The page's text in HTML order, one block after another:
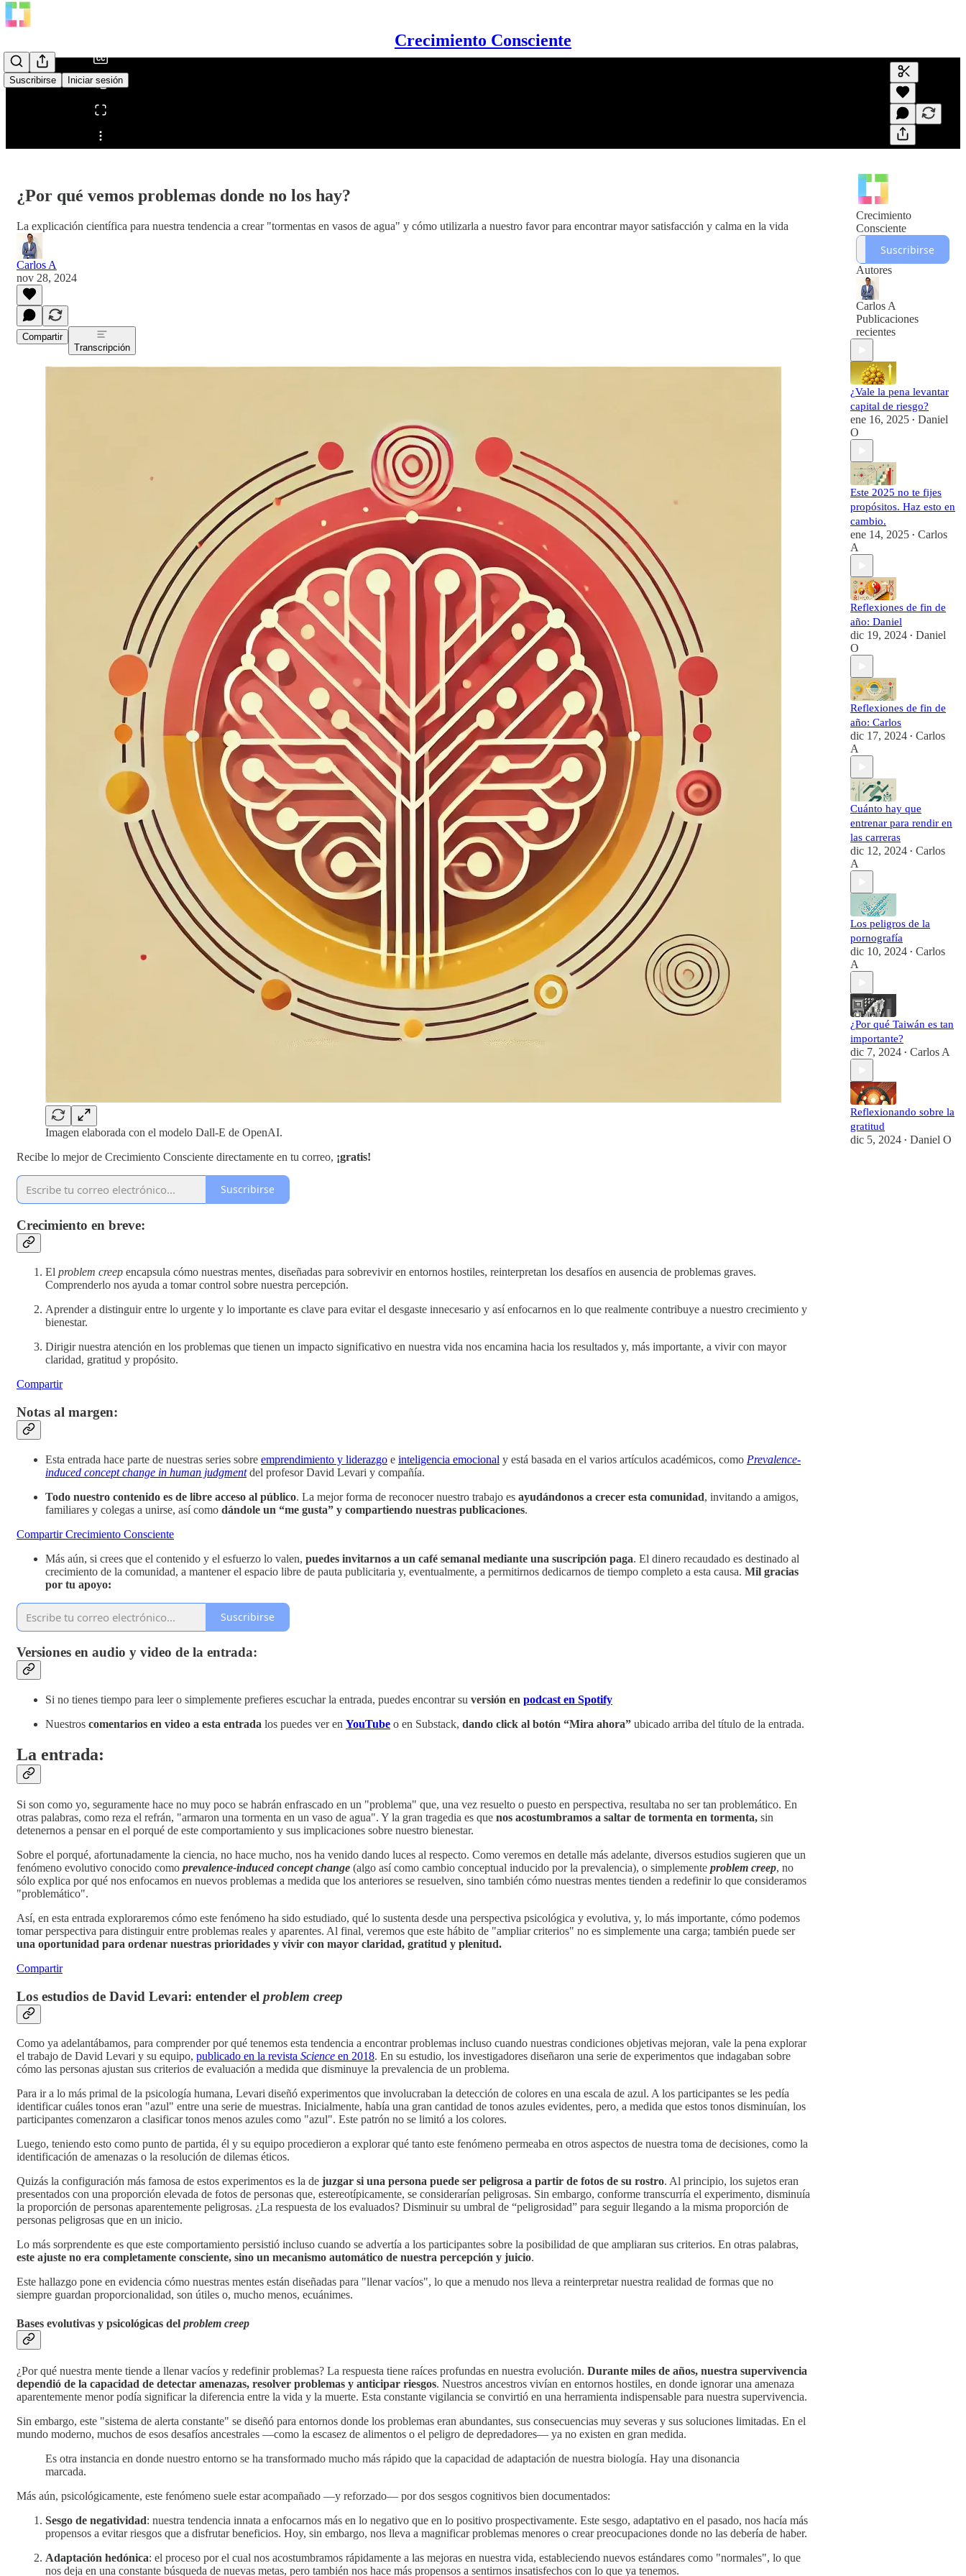
Crecimiento Consciente
Suscribirse Iniciar sesión
Compartir desde0:00
Generar
Una
previas y
¿Por qué vemos problemas donde no los hay?
La explicación científica para nuestra tendencia a crear "tormentas en vasos de agua" y cómo utilizarla a nuestro favor para encontrar mayor satisfacción y calma en la vida
Carlos A
nov 28, 2024
Compartir
Transcripción
Imagen elaborada con el modelo Dall-E de OpenAI.
Recibe lo mejor de Crecimiento Consciente directamente en tu correo, ¡gratis!
Suscribirse
Crecimiento en breve:
El problem creep encapsula cómo nuestras mentes, diseñadas para sobrevivir en entornos hostiles, reinterpretan los desafíos en ausencia de problemas graves.
Comprenderlo nos ayuda a tomar control sobre nuestra percepción.
Aprender a distinguir entre lo urgente y lo importante es clave para evitar el desgaste innecesario y así enfocarnos en lo que realmente contribuye a nuestro crecimiento y
bienestar.
Dirigir nuestra atención en los problemas que tienen un impacto significativo en nuestra vida nos encamina hacia los resultados y, más importante, a vivir con mayor
claridad, gratitud y propósito.
Compartir
Notas al margen:
Esta entrada hace parte de nuestras series sobre emprendimiento y liderazgo e inteligencia emocional y está basada en el varios artículos académicos, como Prevalence-
induced concept change in human judgment del profesor David Levari y compañía.
Todo nuestro contenido es de libre acceso al público. La mejor forma de reconocer nuestro trabajo es ayudándonos a crecer esta comunidad, invitando a amigos,
familiares y colegas a unirse, así como dándole un “me gusta” y compartiendo nuestras publicaciones.
Compartir Crecimiento Consciente
Más aún, si crees que el contenido y el esfuerzo lo valen, puedes invitarnos a un café semanal mediante una suscripción paga. El dinero recaudado es destinado al
crecimiento de la comunidad, a mantener el espacio libre de pauta publicitaria y, eventualmente, a permitirnos dedicarnos de tiempo completo a esta causa. Mil gracias
por tu apoyo:
Suscribirse
Versiones en audio y video de la entrada:
Si no tienes tiempo para leer o simplemente prefieres escuchar la entrada, puedes encontrar su versión en podcast en Spotify
Nuestros comentarios en video a esta entrada los puedes ver en YouTube o en Substack, dando click al botón “Mira ahora” ubicado arriba del título de la entrada.
La entrada:
Si son como yo, seguramente hace no muy poco se habrán enfrascado en un "problema" que, una vez resuelto o puesto en perspectiva, resultaba no ser tan problemático. En
otras palabras, como reza el refrán, "armaron una tormenta en un vaso de agua". Y la gran tragedia es que nos acostumbramos a saltar de tormenta en tormenta, sin
detenernos a pensar en el porqué de este comportamiento y sus implicaciones sobre nuestro bienestar.
Sobre el porqué, afortunadamente la ciencia, no hace mucho, nos ha venido dando luces al respecto. Como veremos en detalle más adelante, diversos estudios sugieren que un
fenómeno evolutivo conocido como prevalence-induced concept change (algo así como cambio conceptual inducido por la prevalencia), o simplemente problem creep, no
sólo explica por qué nos enfocamos en nuevos problemas a medida que los anteriores se resuelven, sino también cómo nuestras mentes tienden a redefinir lo que consideramos
"problemático".
Así, en esta entrada exploraremos cómo este fenómeno ha sido estudiado, qué lo sustenta desde una perspectiva psicológica y evolutiva, y, lo más importante, cómo podemos
tomar perspectiva para distinguir entre problemas reales y aparentes. Al final, veremos que este hábito de "ampliar criterios" no es simplemente una carga; también puede ser
una oportunidad para ordenar nuestras prioridades y vivir con mayor claridad, gratitud y plenitud.
Compartir
Los estudios de David Levari: entender el problem creep
Como ya adelantábamos, para comprender por qué tenemos esta tendencia a encontrar problemas incluso cuando nuestras condiciones objetivas mejoran, vale la pena explorar
el trabajo de David Levari y su equipo, publicado en la revista Science en 2018. En su estudio, los investigadores diseñaron una serie de experimentos que indagaban sobre
cómo las personas ajustan sus criterios de evaluación a medida que disminuye la prevalencia de un problema.
Para ir a lo más primal de la psicología humana, Levari diseñó experimentos que involucraban la detección de colores en una escala de azul. A los participantes se les pedía
identificar cuáles tonos eran "azul" entre una serie de muestras. Inicialmente, había una gran cantidad de tonos azules evidentes, pero, a medida que estos tonos disminuían, los
participantes comenzaron a clasificar tonos menos azules como "azul". Este patrón no se limitó a los colores.
Luego, teniendo esto como punto de partida, él y su equipo procedieron a explorar qué tanto este fenómeno permeaba en otros aspectos de nuestra toma de decisiones, como la
identificación de amenazas o la resolución de dilemas éticos.
Quizás la configuración más famosa de estos experimentos es la de juzgar si una persona puede ser peligrosa a partir de fotos de su rostro. Al principio, los sujetos eran
presentados con una proporción elevada de fotos de personas que, estereotípicamente, se considerarían peligrosas. Sin embargo, conforme transcurría el experimento, disminuía
la proporción de personas aparentemente peligrosas. ¿La respuesta de los evaluados? Disminuir su umbral de “peligrosidad” para seguir llegando a la misma proporción de
personas peligrosas que en un inicio.
Lo más sorprendente es que este comportamiento persistió incluso cuando se advertía a los participantes sobre la posibilidad de que ampliaran sus criterios. En otras palabras,
este ajuste no era completamente consciente, sino un mecanismo automático de nuestra percepción y juicio.
Este hallazgo pone en evidencia cómo nuestras mentes están diseñadas para "llenar vacíos", lo que a menudo nos lleva a reinterpretar nuestra realidad de formas que no
siempre guardan proporcionalidad, son útiles o, mucho menos, ecuánimes.
Bases evolutivas y psicológicas del problem creep
¿Por qué nuestra mente tiende a llenar vacíos y redefinir problemas? La respuesta tiene raíces profundas en nuestra evolución. Durante miles de años, nuestra supervivencia
dependió de la capacidad de detectar amenazas, resolver problemas y anticipar riesgos. Nuestros ancestros vivían en entornos hostiles, en donde ignorar una amenaza
aparentemente menor podía significar la diferencia entre la vida y la muerte. Esta constante vigilancia se convirtió en una herramienta indispensable para nuestra supervivencia.
Sin embargo, este "sistema de alerta constante" se diseñó para entornos donde los problemas eran abundantes, sus consecuencias muy severas y sus soluciones limitadas. En el
mundo moderno, muchos de esos desafíos ancestrales —como la escasez de alimentos o el peligro de depredadores— ya no existen en gran medida.
Es otra instancia en donde nuestro entorno se ha transformado mucho más rápido que la capacidad de adaptación de nuestra biología. Hay una disonancia
marcada.
Más aún, psicológicamente, este fenómeno suele estar acompañado —y reforzado— por dos sesgos cognitivos bien documentados:
Sesgo de negatividad: nuestra tendencia innata a enfocarnos más en lo negativo que en lo positivo prospectivamente. Este sesgo, adaptativo en el pasado, nos hacía más
propensos a evitar riesgos que a disfrutar beneficios. Hoy, sin embargo, nos lleva a magnificar problemas menores o crear preocupaciones donde no las debería de haber.
Adaptación hedónica: el proceso por el cual nos acostumbramos rápidamente a las mejoras en nuestra vida, estableciendo nuevos estándares como "normales", lo que
nos deja en una constante búsqueda de nuevas metas, pero también nos hace más propensos a sentirnos insatisfechos con lo que ya tenemos.
Crecimiento
Consciente
Suscribirse
Autores
Carlos A
Publicaciones
recientes
¿Vale la pena levantar
capital de riesgo?
ene 16, 2025 • Daniel
O
Este 2025 no te fijes
propósitos. Haz esto en
cambio.
ene 14, 2025 • Carlos
A
Reflexiones de fin de
año: Daniel
dic 19, 2024 • Daniel
O
Reflexiones de fin de
año: Carlos
dic 17, 2024 • Carlos
A
Cuánto hay que
entrenar para rendir en
las carreras
dic 12, 2024 • Carlos
A
Los peligros de la
pornografía
dic 10, 2024 • Carlos
A
¿Por qué Taiwán es tan
importante?
dic 7, 2024 • Carlos A
Reflexionando sobre la
gratitud
dic 5, 2024 • Daniel O